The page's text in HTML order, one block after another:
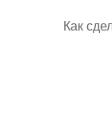
Как